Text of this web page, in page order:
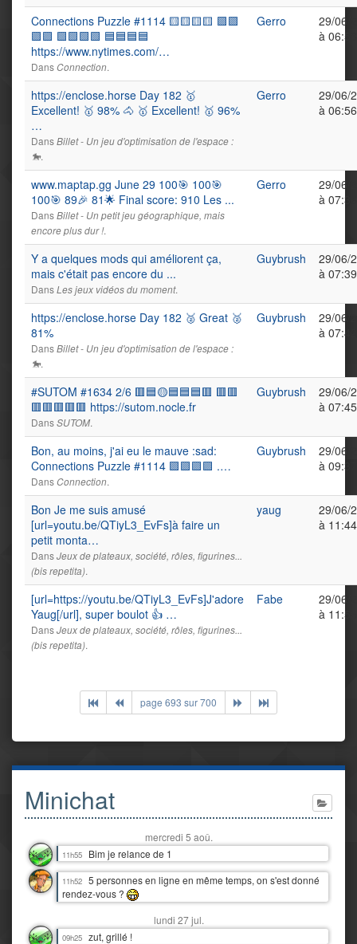
Connections Puzzle #1114 🟨🟨🟨🟨 🟪🟪
🟪🟪 🟩🟩🟩🟩 🟦🟦🟦🟦
https://www.nytimes.com/…
DansConnection.
Gerro
29/06/
à 06:53
https://enclose.horse Day 182 🥇
Excellent! 🥇 98% 🐴 🥇 Excellent! 🥇 96%
…
DansBillet - Un jeu d'optimisation de l'espace :
🐎.
Gerro
29/06/
à 06:56
www.maptap.gg June 29 100🎯 100🎯
100🎯 89🎉 81🌟 Final score: 910 Les ...
DansBillet - Un petit jeu géographique, mais
encore plus dur !.
Gerro
29/06/
à 07:36
Y a quelques mods qui améliorent ça,
mais c'était pas encore du ...
DansLes jeux vidéos du moment.
Guybrush
29/06/
à 07:39
https://enclose.horse Day 182 🥈 Great 🥈
81%
DansBillet - Un jeu d'optimisation de l'espace :
🐎.
Guybrush
29/06/
à 07:42
#SUTOM #1634 2/6 🟥🟦🟡🟦🟦🟦🟥 🟥🟥
🟥🟥🟥🟥🟥 https://sutom.nocle.fr
DansSUTOM.
Guybrush
29/06/
à 07:45
Bon, au moins, j'ai eu le mauve :sad:
Connections Puzzle #1114 🟪🟪🟪🟪 .…
DansConnection.
Guybrush
29/06/
à 09:37
Bon Je me suis amusé
[url=youtu.be/QTiyL3_EvFs]à faire un
petit monta…
DansJeux de plateaux, société, rôles, figurines...
(bis repetita).
yaug
29/06/
à 11:44
[url=https://youtu.be/QTiyL3_EvFs]J'adore
Yaug[/url], super boulot 👍 …
DansJeux de plateaux, société, rôles, figurines...
(bis repetita).
Fabe
29/06/
à 11:55
page 693 sur 700
Minichat
mercredi 5 aoû.
11h55 Bim je relance de 1
11h52 5 personnes en ligne en même temps, on s'est donné
rendez-vous ?
lundi 27 jul.
09h25 zut, grillé !